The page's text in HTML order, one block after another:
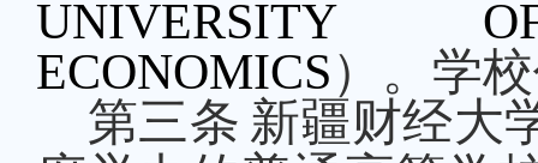
UNIVERSITY
ECONOMICS）。学
第三条 新疆财经大